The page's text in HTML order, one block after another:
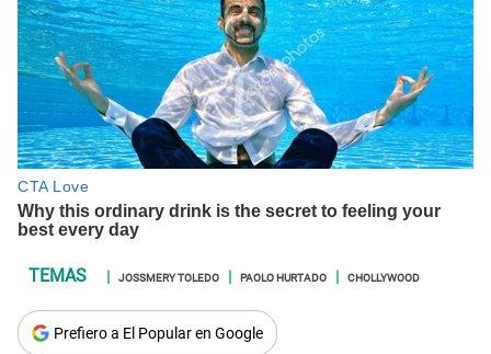
JOSSMERY TOLEDO PAOLO HURTADO CHOLLYWOOD
Prefiero a El Popular en Google